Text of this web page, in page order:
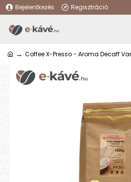
Bejelentkezés Regisztráció
Coffee X-Presso - Aroma Decaff